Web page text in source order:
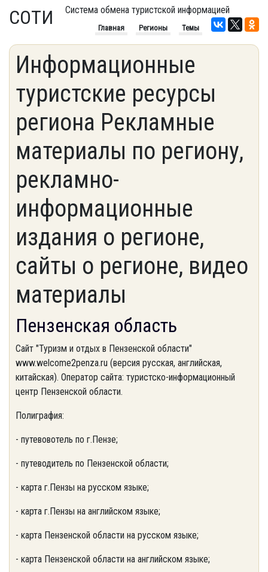
СОТИ Система обмена туристской информацией
Главная Регионы Темы
Информационные
туристские ресурсы
региона Рекламные
материалы по региону,
рекламно-
информационные
издания о регионе,
сайты о регионе, видео
материалы
Пензенская область
Сайт "Туризм и отдых в Пензенской области"
www.welcome2penza.ru (версия русская, английская,
китайская). Оператор сайта: туристско-информационный
центр Пензенской области.
Полиграфия:
- путевовотель по г.Пензе;
- путеводитель по Пензенской области;
- карта г.Пензы на русском языке;
- карта г.Пензы на английском языке;
- карта Пензенской области на русском языке;
- карта Пензенской области на английском языке;